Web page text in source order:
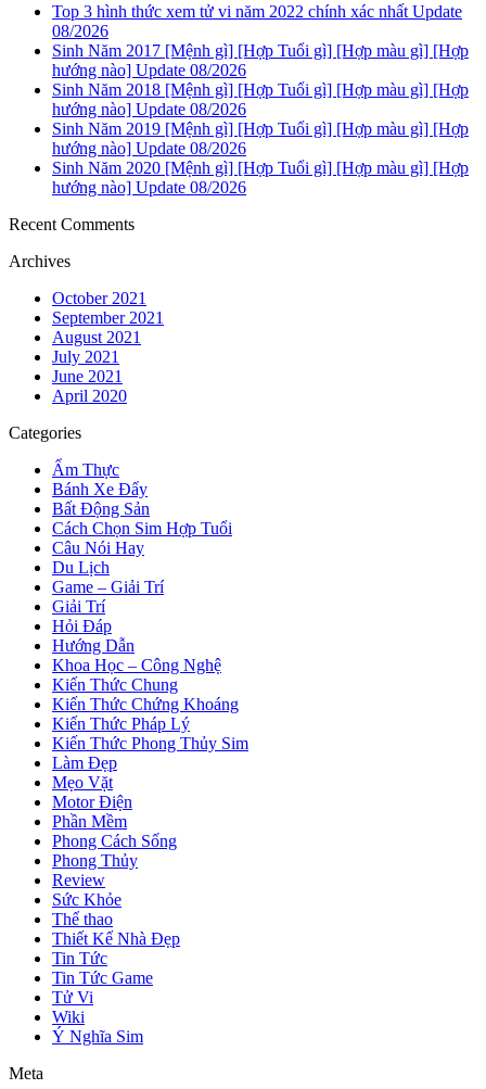
Top 3 hình thức xem tử vi năm 2022 chính xác nhất Update
08/2026
Sinh Năm 2017 [Mệnh gì] [Hợp Tuổi gì] [Hợp màu gì] [Hợp
hướng nào] Update 08/2026
Sinh Năm 2018 [Mệnh gì] [Hợp Tuổi gì] [Hợp màu gì] [Hợp
hướng nào] Update 08/2026
Sinh Năm 2019 [Mệnh gì] [Hợp Tuổi gì] [Hợp màu gì] [Hợp
hướng nào] Update 08/2026
Sinh Năm 2020 [Mệnh gì] [Hợp Tuổi gì] [Hợp màu gì] [Hợp
hướng nào] Update 08/2026
Recent Comments
Archives
October 2021
September 2021
August 2021
July 2021
June 2021
April 2020
Categories
Ẩm Thực
Bánh Xe Đẩy
Bất Động Sản
Cách Chọn Sim Hợp Tuổi
Câu Nói Hay
Du Lịch
Game – Giải Trí
Giải Trí
Hỏi Đáp
Hướng Dẫn
Khoa Học – Công Nghệ
Kiến Thức Chung
Kiến Thức Chứng Khoáng
Kiến Thức Pháp Lý
Kiến Thức Phong Thủy Sim
Làm Đẹp
Mẹo Vặt
Motor Điện
Phần Mềm
Phong Cách Sống
Phong Thủy
Review
Sức Khỏe
Thể thao
Thiết Kế Nhà Đẹp
Tin Tức
Tin Tức Game
Tử Vi
Wiki
Ý Nghĩa Sim
Meta